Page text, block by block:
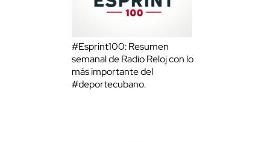
#Esprint100: Resumen
semanal de Radio Reloj con lo
más importante del
#deportecubano.